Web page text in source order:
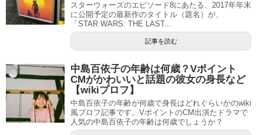
スターウォーズのエピソード8にあたる、2017年年末
に公開予定の最新作のタイトル（題名）が、
「STAR WARS: THE LAST...
記事を読む
中島百依子の年齢は何歳？Vポイント
CMがかわいいと話題の彼女の身長など
【wikiプロフ】
中島百依子の年齢が何歳で身長はどれぐらいかのwiki
風プロフ記事です。VポイントのCM出演たドラマで
人気の中島百依子の年齢は何歳でしょうか？